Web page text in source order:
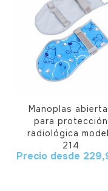
Manoplas
para protección
radiológica
214
Precio desde